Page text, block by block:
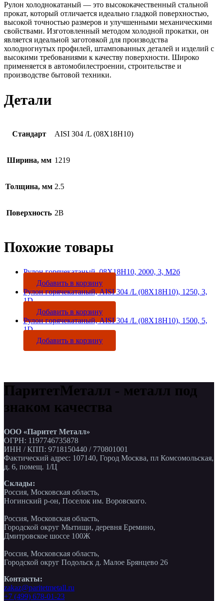
Рулон холоднокатаный — это высококачественный стальной
прокат, который отличается идеально гладкой поверхностью,
высокой точностью размеров и улучшенными механическими
свойствами. Изготовленный методом холодной прокатки, он
является идеальной заготовкой для производства
холодногнутых профилей, штампованных деталей и изделий с
высокими требованиями к качеству поверхности. Широко
применяется в автомобилестроении, строительстве и
производстве бытовой техники.
Детали
Стандарт AISI 304 /L (08Х18Н10)
Ширина, мм 1219
Толщина, мм 2.5
Поверхность 2B
Похожие товары
Рулон горячекатаный, 08Х18Н10, 2000, 3, М2б
Добавить в корзину
Рулон горячекатаный, AISI 304 /L (08Х18Н10), 1250, 3,
1D
Добавить в корзину
Рулон горячекатаный, AISI 304 /L (08Х18Н10), 1500, 5,
1D
Добавить в корзину
ПаритетМеталл - металл под
знаком качества
ООО «Паритет Металл»
ОГРН: 1197746735878
ИНН / КПП: 9718150440 / 770801001
Фактический адрес: 107140, Город Москва, пл Комсомольская,
д. 6, помещ. 1/Ц
Склады:
Россия, Московская область,
Ногинский р-он, Поселок им. Воровского.
Россия, Московская область,
Городской округ Мытищи, деревня Еремино,
Дмитровское шоссе 100Ж
Россия, Московская область,
Городской округ Подольск д. Малое Брянцево 26
Контакты:
zakaz@paritetmetall.ru
+7 (499) 678-01-23